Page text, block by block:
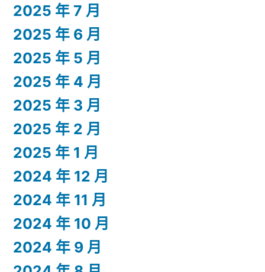
2025 年 7 月
2025 年 6 月
2025 年 5 月
2025 年 4 月
2025 年 3 月
2025 年 2 月
2025 年 1 月
2024 年 12 月
2024 年 11 月
2024 年 10 月
2024 年 9 月